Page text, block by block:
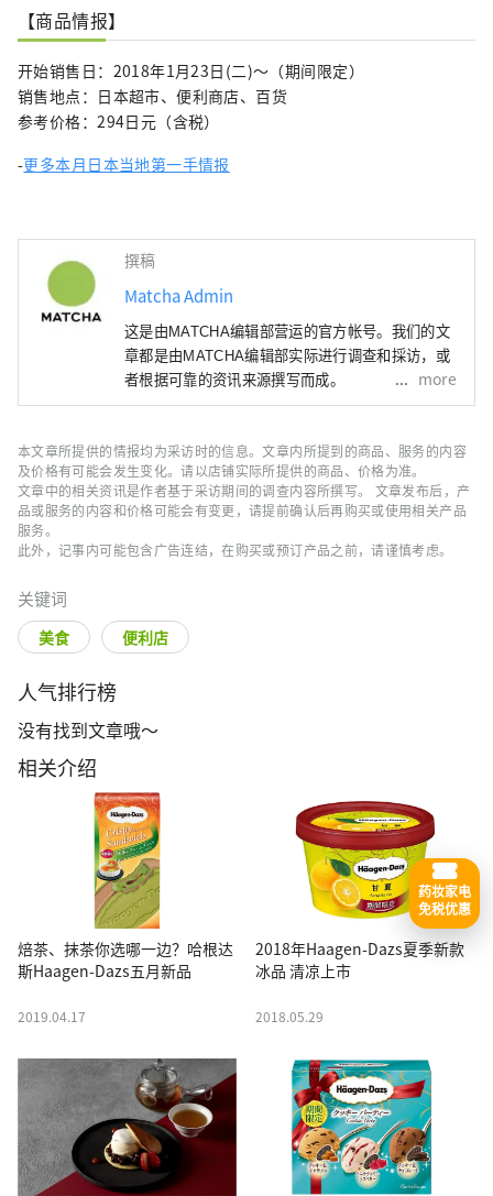
【商品情报】
开始销售日：2018年1月23日(二)～（期间限定）
销售地点：日本超市、便利商店、百货
参考价格：294日元（含税）
-更多本月日本当地第一手情报
撰稿
Matcha Admin
这是由MATCHA编辑部营运的官方帐号。我们的文
章都是由MATCHA编辑部实际进行调查和採访，或
者根据可靠的资讯来源撰写而成。
more
本文章所提供的情报均为采访时的信息。文章内所提到的商品、服务的内容
及价格有可能会发生变化。请以店铺实际所提供的商品、价格为准。
文章中的相关资讯是作者基于采访期间的调查内容所撰写。 文章发布后，产
品或服务的内容和价格可能会有变更，请提前确认后再购买或使用相关产品
服务。
此外，记事内可能包含广告连结，在购买或预订产品之前，请谨慎考虑。
关键词
美食 便利店
人气排行榜
没有找到文章哦～
相关介绍
焙茶、抹茶你选哪一边？哈根达
斯Haagen-Dazs五月新品
2019.04.17
2018年Haagen-Dazs夏季新款
冰品 清凉上市
2018.05.29
药妆家电
免税优惠